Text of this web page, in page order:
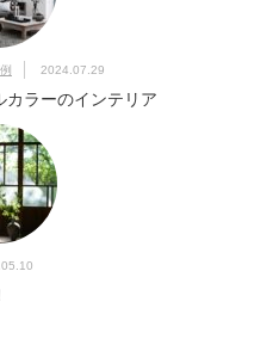
2024.07.29
カラーのインテリア